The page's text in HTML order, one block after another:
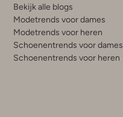
Bekijk alle blogs
Modetrends voor dames
Modetrends voor heren
Schoenentrends voor dames
Schoenentrends voor heren